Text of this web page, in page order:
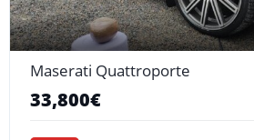
Maserati Quattroporte
33,800€